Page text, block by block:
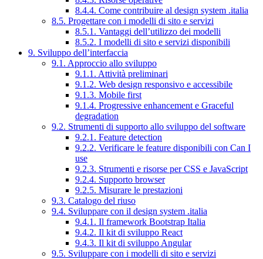
8.4.4. Come contribuire al design system .italia
8.5. Progettare con i modelli di sito e servizi
8.5.1. Vantaggi dell’utilizzo dei modelli
8.5.2. I modelli di sito e servizi disponibili
9. Sviluppo dell’interfaccia
9.1. Approccio allo sviluppo
9.1.1. Attività preliminari
9.1.2. Web design responsivo e accessibile
9.1.3. Mobile first
9.1.4. Progressive enhancement e Graceful
degradation
9.2. Strumenti di supporto allo sviluppo del software
9.2.1. Feature detection
9.2.2. Verificare le feature disponibili con Can I
use
9.2.3. Strumenti e risorse per CSS e JavaScript
9.2.4. Supporto browser
9.2.5. Misurare le prestazioni
9.3. Catalogo del riuso
9.4. Sviluppare con il design system .italia
9.4.1. Il framework Bootstrap Italia
9.4.2. Il kit di sviluppo React
9.4.3. Il kit di sviluppo Angular
9.5. Sviluppare con i modelli di sito e servizi